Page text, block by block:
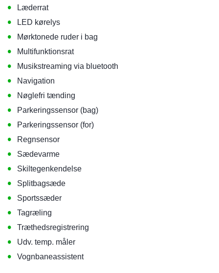
• Læderrat
• LED kørelys
• Mørktonede ruder i bag
• Multifunktionsrat
• Musikstreaming via bluetooth
• Navigation
• Nøglefri tænding
• Parkeringssensor (bag)
• Parkeringssensor (for)
• Regnsensor
• Sædevarme
• Skiltegenkendelse
• Splitbagsæde
• Sportssæder
• Tagræling
• Træthedsregistrering
• Udv. temp. måler
• Vognbaneassistent